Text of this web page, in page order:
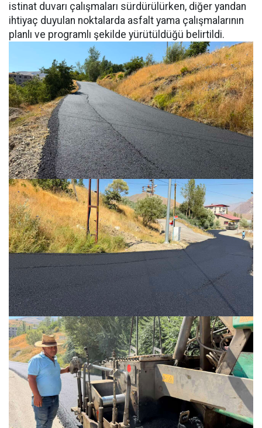
istinat duvarı çalışmaları sürdürülürken, diğer yandan
ihtiyaç duyulan noktalarda asfalt yama çalışmalarının
planlı ve programlı şekilde yürütüldüğü belirtildi.